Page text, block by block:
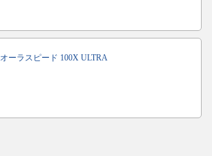
オーラスピード 100X ULTRA